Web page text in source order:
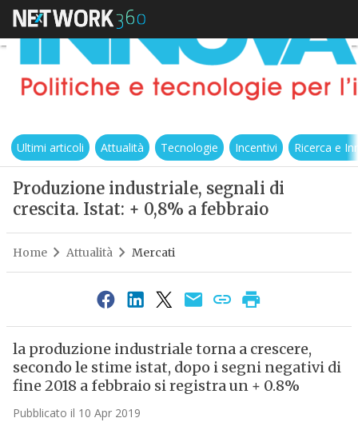
Ultimi articoli Attualità Tecnologie Incentivi Ricerca e
Produzione industriale, segnali di
crescita. Istat: + 0,8% a febbraio
Home Attualità Mercati
la produzione industriale torna a crescere,
secondo le stime istat, dopo i segni negativi di
fine 2018 a febbraio si registra un + 0.8%
Pubblicato il 10 Apr 2019